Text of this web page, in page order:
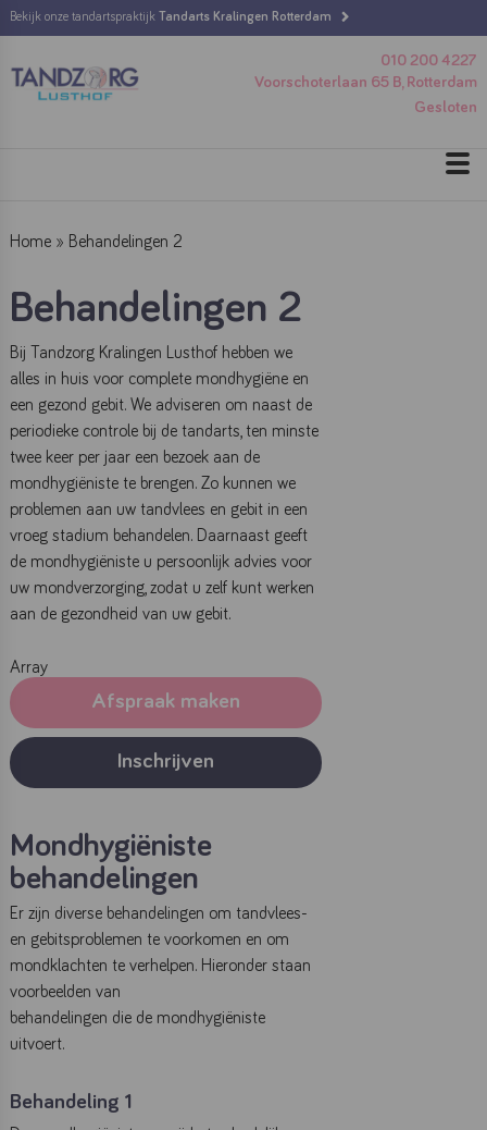
Bekijk onze tandartspraktijk Tandarts Kralingen Rotterdam
010 200 4227
Voorschoterlaan 65 B, Rotterdam
Gesloten
Home» Behandelingen 2
Behandelingen 2
Bij Tandzorg Kralingen Lusthof hebben we
alles in huis voor complete mondhygiëne en
een gezond gebit. We adviseren om naast de
periodieke controle bij de tandarts, ten minste
twee keer per jaar een bezoek aan de
mondhygiëniste te brengen. Zo kunnen we
problemen aan uw tandvlees en gebit in een
vroeg stadium behandelen. Daarnaast geeft
de mondhygiëniste u persoonlijk advies voor
uw mondverzorging, zodat u zelf kunt werken
aan de gezondheid van uw gebit.
Array
Afspraak maken
Inschrijven
Mondhygiëniste
behandelingen
Er zijn diverse behandelingen om tandvlees-
en gebitsproblemen te voorkomen en om
mondklachten te verhelpen. Hieronder staan
voorbeelden van
behandelingen die de mondhygiëniste
uitvoert.
Behandeling 1